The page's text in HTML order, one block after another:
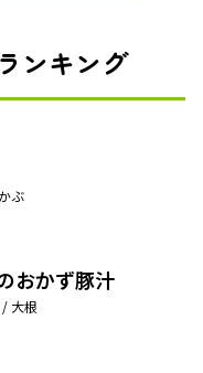
ンキング
ぶ
おかず豚汁
大根